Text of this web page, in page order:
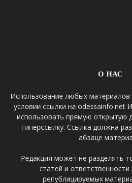
О НАС
Использование любых материалов
условии ссылки на
использовать прямую открытую
гиперссылку. Ссылка должна
абзаце
Редакция может не разделять
статей и
републицируемых